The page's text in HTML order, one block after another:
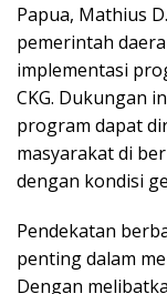
Papua, Mathius
pemerintah
implementasi
CKG. Dukungan
program dapat
masyarakat di
dengan kondisi
Pendekatan
penting dalam
Dengan